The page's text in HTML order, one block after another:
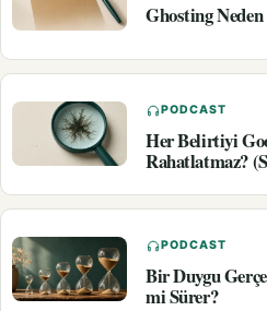
Ghosting
PODCAST
Her Belirtiyi
Rahatlatmaz?
PODCAST
Bir Duygu
mi Sürer?